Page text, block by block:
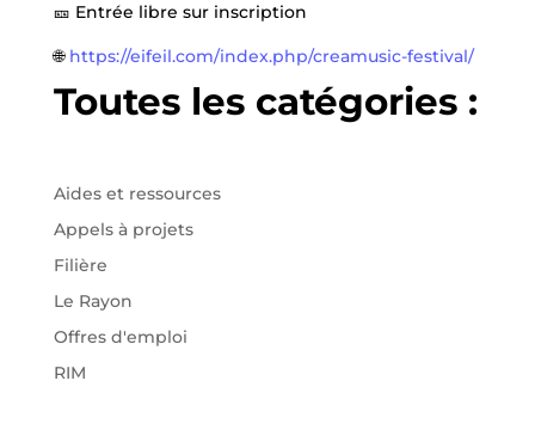
🎫 Entrée libre sur inscription
🌐 https://eifeil.com/index.php/creamusic-festival/
Toutes les catégories :
Aides et ressources
Appels à projets
Filière
Le Rayon
Offres d'emploi
RIM